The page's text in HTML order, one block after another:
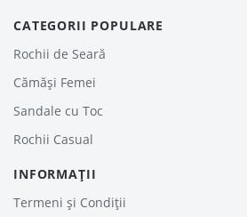
CATEGORII POPULARE
Rochii de Seară
Cămăși Femei
Sandale cu Toc
Rochii Casual
INFORMAȚII
Termeni și Condiții